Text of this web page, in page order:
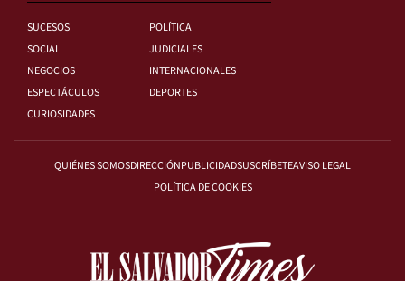
SUCESOS
POLÍTICA
SOCIAL
JUDICIALES
NEGOCIOS
INTERNACIONALES
ESPECTÁCULOS
DEPORTES
CURIOSIDADES
QUIÉNES SOMOSDIRECCIÓNPUBLICIDADSUSCRÍBETEAVISO LEGAL
POLÍTICA DE COOKIES